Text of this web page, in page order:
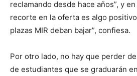
reclamando desde hace años”, y
recorte en la oferta es algo
plazas MIR deban bajar”, confiesa.
Por otro lado, no hay que perder
de estudiantes que se graduarán